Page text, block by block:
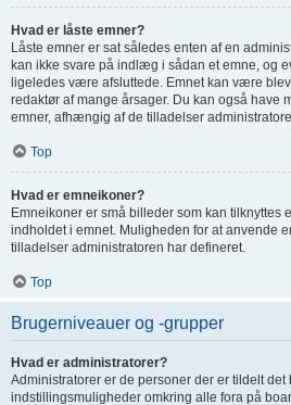
Hvad er låste emner?
Låste emner er sat således enten af en
kan ikke svare på indlæg i sådan et emne, og
ligeledes være afsluttede. Emnet kan være
redaktør af mange årsager. Du kan også have
emner, afhængig af de tilladelser
Top
Hvad er emneikoner?
Emneikoner er små billeder som kan tilknyttes
indholdet i emnet. Muligheden for at anvende
tilladelser administratoren har defineret.
Top
Brugerniveauer og -grupper
Hvad er administratorer?
Administratorer er de personer der er tildelt det
indstillingsmuligheder omkring alle fora på